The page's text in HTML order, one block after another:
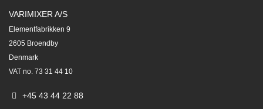
VARIMIXER A/S
Elementfabrikken 9
2605 Broendby
Denmark
VAT no. 73 31 44 10
+45 43 44 22 88